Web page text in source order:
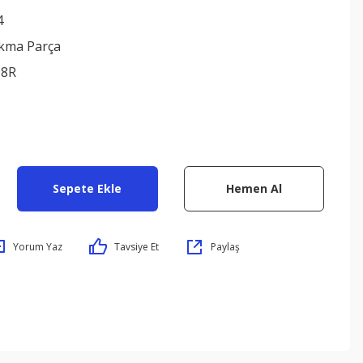
Parça
Sepete Ekle Hemen Al
Yorum Yaz Tavsiye Et Paylaş